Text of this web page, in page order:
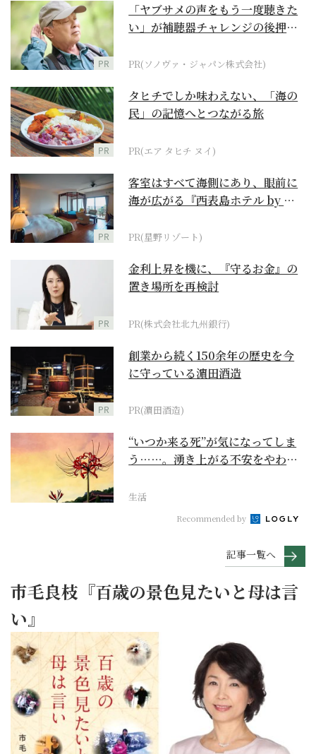
PR
「ヤブサメの声をもう一度聴きた
い」が補聴器チャレンジの後押し
PR(ソノヴァ・ジャパン株式会社)
PR
タヒチでしか味わえない、「海の
民」の記憶へとつながる旅
PR(エア タヒチ ヌイ)
PR
客室はすべて海側にあり、眼前に
海が広がる『西表島ホテル by 星
PR(星野リゾート)
PR
金利上昇を機に、『守るお金』の
置き場所を再検討
PR(株式会社北九州銀行)
PR
創業から続く150余年の歴史を今
に守っている濵田酒造
PR(濵田酒造)
“いつか来る死”が気になってしま
う……。湧き上がる不安をやわら
生活
Recommended by
記事一覧へ
市毛良枝『百歳の景色見たいと母は言
い』